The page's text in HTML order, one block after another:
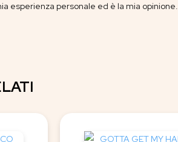
esperienza personale ed è la mia opinione.